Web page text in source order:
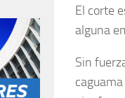
El corte
alguna
Sin